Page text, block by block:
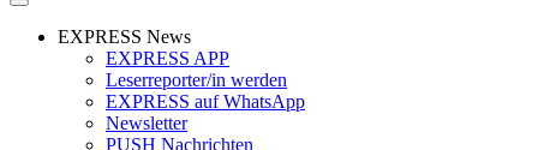
EXPRESS News
EXPRESS APP
Leserreporter/in werden
EXPRESS auf WhatsApp
Newsletter
PUSH Nachrichten